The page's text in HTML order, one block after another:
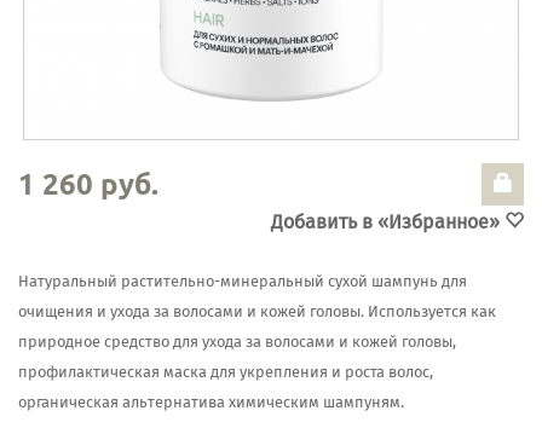
1 260 руб.
Добавить в «Избранное»
Натуральный растительно-минеральный сухой шампунь для
очищения и ухода за волосами и кожей головы. Используется как
природное средство для ухода за волосами и кожей головы,
профилактическая маска для укрепления и роста волос,
органическая альтернатива химическим шампуням.